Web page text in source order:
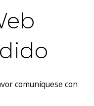
comuníquese con